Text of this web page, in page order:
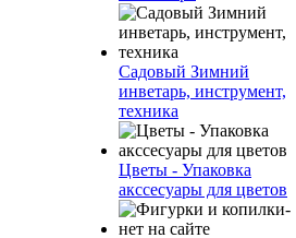
Садовый Зимний
инветарь, инструмент,
техника
Цветы - Упаковка
акссесуары для цветов